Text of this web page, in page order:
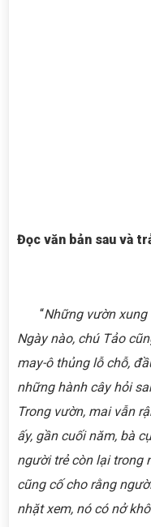
Đọc văn bản sau và
“Những vườn
Ngày nào, chú Tảo
may-ô thủng lỗ chỗ,
những hành cây hỏi
Trong vườn, mai vẫn
ấy, gần cuối năm, bà
người trẻ còn lại trong
cũng cố cho rằng
nhặt xem, nó có nở